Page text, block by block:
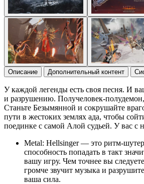
Описание Дополнительный контент
У каждой легенды есть своя песня. И
и разрушению. Получеловек-
Станьте Безымянной и сокрушайте
пути в жестоких землях ада, чтобы
поединке с самой Алой судьей. У вас с
Metal: Hellsinger — это ритм-
способность попадать в такт
вашу игру. Чем точнее вы
громче звучит музыка и
ваша сила.